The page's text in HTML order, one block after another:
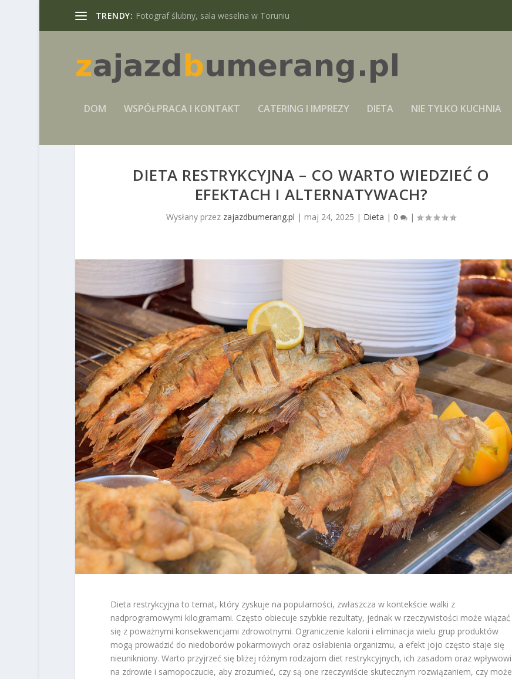
TRENDY: Fotograf ślubny, sala weselna w Toruniu
DOM WSPÓŁPRACA I KONTAKT CATERING I IMPREZY DIETA NIE TYLKO KUCHNIA
DIETA RESTRYKCYJNA – CO WARTO WIEDZIEĆ O
EFEKTACH I ALTERNATYWACH?
Wysłany przez zajazdbumerang.pl | maj 24, 2025 | Dieta |0 |
Dieta restrykcyjna to temat, który zyskuje na popularności, zwłaszcza w kontekście walki z
nadprogramowymi kilogramami. Często obiecuje szybkie rezultaty, jednak w rzeczywistości może wiązać
się z poważnymi konsekwencjami zdrowotnymi. Ograniczenie kalorii i eliminacja wielu grup produktów
mogą prowadzić do niedoborów pokarmowych oraz osłabienia organizmu, a efekt jojo często staje się
nieunikniony. Warto przyjrzeć się bliżej różnym rodzajom diet restrykcyjnych, ich zasadom oraz wpływowi
na zdrowie i samopoczucie, aby zrozumieć, czy są one rzeczywiście skutecznym rozwiązaniem, czy może